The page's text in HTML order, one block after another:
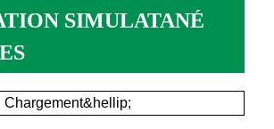
SIMULATANÉ
Chargement&hellip;